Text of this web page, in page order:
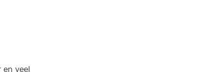
en veel